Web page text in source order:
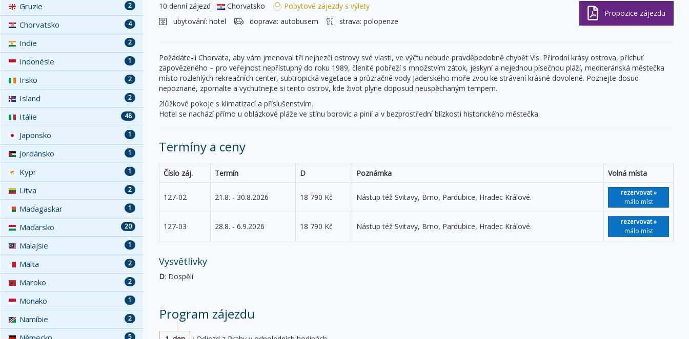
10 denní zájezd Chorvatsko
Pobytové zájezdy s výlety
ubytování: hotel doprava: autobusem strava: polopenze
Požádáte-li Chorvata, aby vám jmenoval tři nejhezčí ostrovy své vlasti, ve výčtu nebude pravděpodobně chybět Vis. Přírodní krásy ostrova, příchuť
zapovězeného – pro veřejnost nepřístupný do roku 1989, členité pobřeží s množstvím zátok, jeskyní a nejednou písečnou pláží, mediteránská městečka
místo rozlehlých rekreačních center, subtropická vegetace a průzračné vody Jaderského moře zvou ke strávení krásné dovolené. Poznejte dosud
nepoznané, zpomalte a vychutnejte si tento ostrov, kde život plyne doposud neuspěchaným tempem.
2lůžkové pokoje s klimatizací a příslušenstvím.
Hotel se nachází přímo u oblázkové pláže ve stínu borovic a pinií a v bezprostřední blízkosti historického městečka.
Termíny a ceny
Číslo záj. Termín D Poznámka Volná místa
127-02 21.8. - 30.8.2026 18 790 Kč Nástup též Svitavy, Brno, Pardubice, Hradec Králové.
rezervovat »
málo míst
127-03 28.8. - 6.9.2026 18 790 Kč Nástup též Svitavy, Brno, Pardubice, Hradec Králové.
rezervovat »
málo míst
Vysvětlivky
D: Dospělí
Program zájezdu
2
Gruzie
4
Chorvatsko
2
Indie
1
Indonésie
2
Irsko
2
Island
48
Itálie
1
Japonsko
1
Jordánsko
1
Kypr
2
Litva
1
Madagaskar
20
Maďarsko
1
Malajsie
2
Malta
2
Maroko
1
Monako
2
Namíbie
5